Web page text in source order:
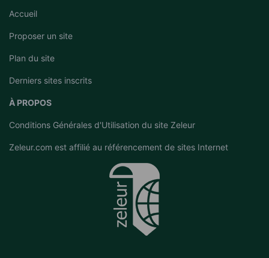
Accueil
Proposer un site
Plan du site
Derniers sites inscrits
À PROPOS
Conditions Générales d'Utilisation du site Zeleur
Zeleur.com est affilié au référencement de sites Internet